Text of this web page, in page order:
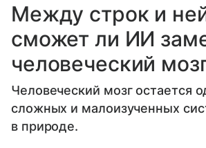
Между строк и
сможет ли ИИ
человеческий
Человеческий мозг остается
сложных и малоизученных
в природе.